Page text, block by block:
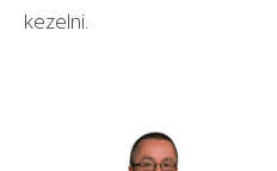
kezelni.